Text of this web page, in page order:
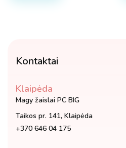
Kontaktai
Klaipėda
Magy žaislai PC BIG
Taikos pr. 141, Klaipėda
+370 646 04 175